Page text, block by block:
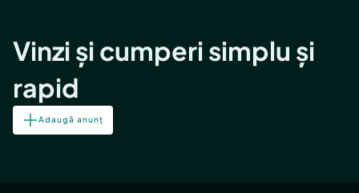
Vinzi și cumperi simplu și
rapid
Adaugă anunț